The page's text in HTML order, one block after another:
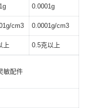
0.0001g
cm3 0.0001g/cm3
上 0.5克以上
敏配件